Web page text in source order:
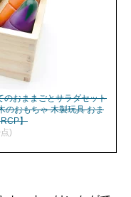
のおままごとサラダセット
おもちゃ 木製玩具 おま
】
)